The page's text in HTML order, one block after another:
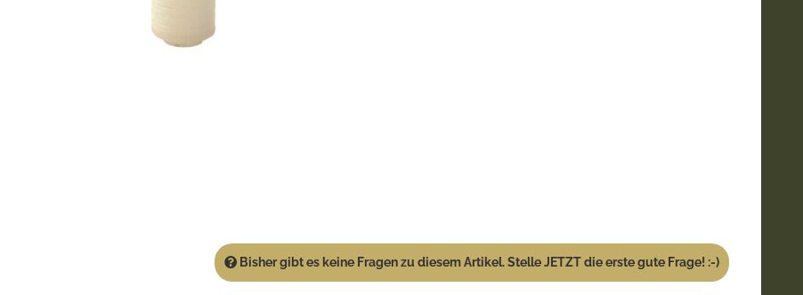
Bisher gibt es keine Fragen zu diesem Artikel. Stelle JETZT die erste gute Frage! :-)